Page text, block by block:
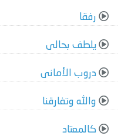
رفقا
يلطف بحالى
دروب الأمانى
والله وتفارقنا
كالمعتاد